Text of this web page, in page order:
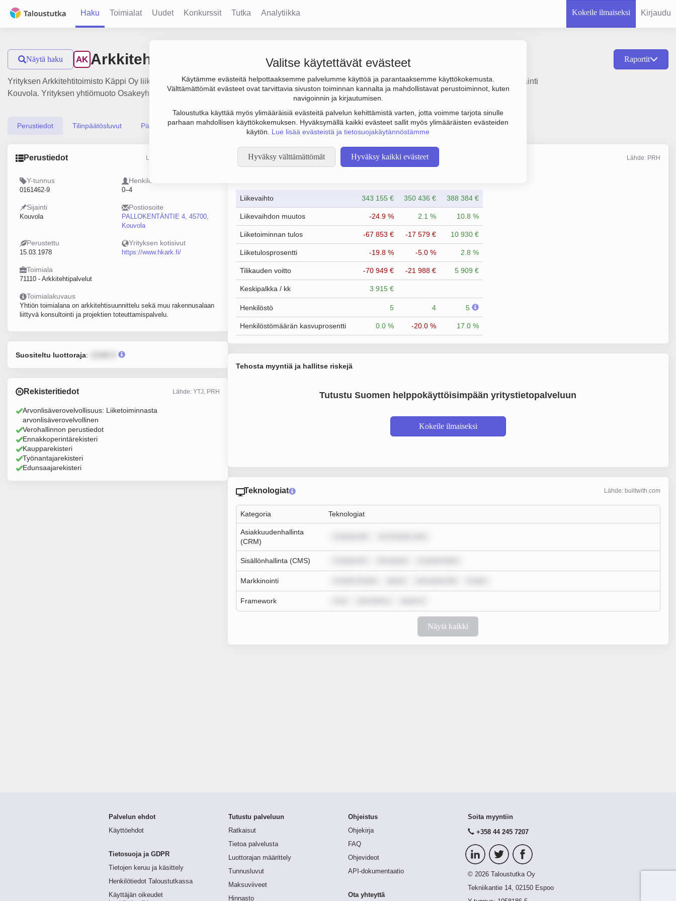
Haku Toimialat Uudet Konkurssit Tutka Analytiikka Kokeile ilmaiseksi Kirjaudu
Valitse käytettävät evästeet
Käytämme evästeitä helpottaaksemme palvelumme käyttöä ja parantaaksemme käyttökokemusta.
Välttämättömät evästeet ovat tarvittavia sivuston toiminnan kannalta ja mahdollistavat perustoiminnot, kuten
navigoinnin ja kirjautumisen.
Taloustutka käyttää myös ylimääräisiä evästeitä palvelun kehittämistä varten, jotta voimme tarjota sinulle
parhaan mahdollisen käyttökokemuksen. Hyväksymällä kaikki evästeet sallit myös ylimääräisten evästeiden
käytön. Lue lisää evästeistä ja tietosuojakäytännöstämme
Hyväksy välttämättömät Hyväksy kaikki evästeet
Näytä haku AK Arkkitehtitoimisto Käppi Oy Raportit
Yrityksen Arkkitehtitoimisto Käppi Oy liikevaihto on 388 000 € ja tulos 11 000 €. Sen päätoimiala on Arkkitehtipalvelut, perustamisvuosi 1978 ja sijainti
Kouvola. Yrityksen yhtiömuoto Osakeyhtiö (OY).
Perustiedot Tilinpäätösluvut Päättäjätiedot
Perustiedot Lähde: YTJ, PRH, Traficom
Y-tunnus
0161462-9
Henkilöstömäärä
0–4
Sijainti
Kouvola
Postiosoite
PALLOKENTÄNTIE 4, 45700,
Kouvola
Perustettu
15.03.1978
Yrityksen kotisivut
https://www.hkark.fi/
Toimiala
71110 - Arkkitehtipalvelut
Toimialakuvaus
Yhtiön toimialana on arkkitehtisuunnittelu sekä muu rakennusalaan
liittyvä konsultointi ja projektien toteuttamispalvelu.
Suositeltu luottoraja:
Rekisteritiedot Lähde: YTJ, PRH
Arvonlisäverovelvollisuus: Liiketoiminnasta
arvonlisäverovelvollinen
Verohallinnon perustiedot
Ennakkoperintärekisteri
Kaupparekisteri
Työnantajarekisteri
Edunsaajarekisteri
Taloustiedot Lähde: PRH
Liikevaihto 343 155 € 350 436 € 388 384 €
Liikevaihdon muutos -24.9 % 2.1 % 10.8 %
Liiketoiminnan tulos -67 853 € -17 579 € 10 930 €
Liiketulosprosentti -19.8 % -5.0 % 2.8 %
Tilikauden voitto -70 949 € -21 988 € 5 909 €
Keskipalkka / kk 3 915 €
Henkilöstö 5 4 5
Henkilöstömäärän kasvuprosentti 0.0 % -20.0 % 17.0 %
Tehosta myyntiä ja hallitse riskejä
Tutustu Suomen helppokäyttöisimpään yritystietopalveluun
Kokeile ilmaiseksi
Teknologiat Lähde: builtwith.com
Kategoria Teknologiat
Asiakkuudenhallinta
(CRM)
Sisällönhallinta (CMS)
Markkinointi
Framework
Näytä kaikki
Palvelun ehdot
Käyttöehdot
Tietosuoja ja GDPR
Tietojen keruu ja käsittely
Henkilötiedot Taloustutkassa
Käyttäjän oikeudet
Tutustu palveluun
Ratkaisut
Tietoa palvelusta
Luottorajan määrittely
Tunnusluvut
Maksuviiveet
Hinnasto
Ohjeistus
Ohjekirja
FAQ
Ohjevideot
API-dokumentaatio
Ota yhteyttä
Soita myyntiin
+358 44 245 7207
© 2026 Taloustutka Oy
Tekniikantie 14, 02150 Espoo